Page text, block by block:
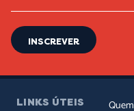
INSCREVER
LINKS ÚTEIS
Quem